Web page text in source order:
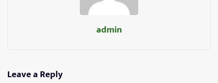
admin
Leave a Reply